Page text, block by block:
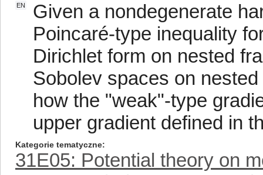
EN
Given a nondegenerate
Poincaré-type inequality
Dirichlet form on nested
Sobolev spaces on
how the "weak"-type
upper gradient defined in
Kategorie tematyczne
31E05: Potential theory on